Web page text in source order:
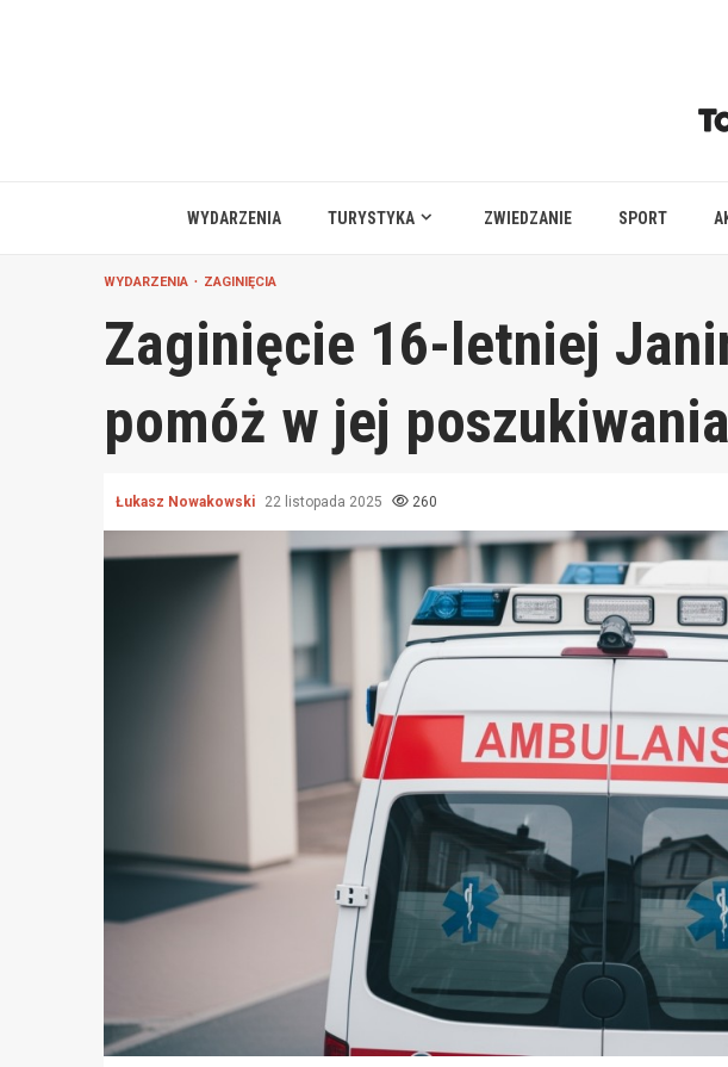
WYDARZENIA TURYSTYKA ZWIEDZANIE SPORT
WYDARZENIA ZAGINIĘCIA
Zaginięcie 16-letniej
pomóż w jej
Łukasz Nowakowski 22 listopada 2025 260